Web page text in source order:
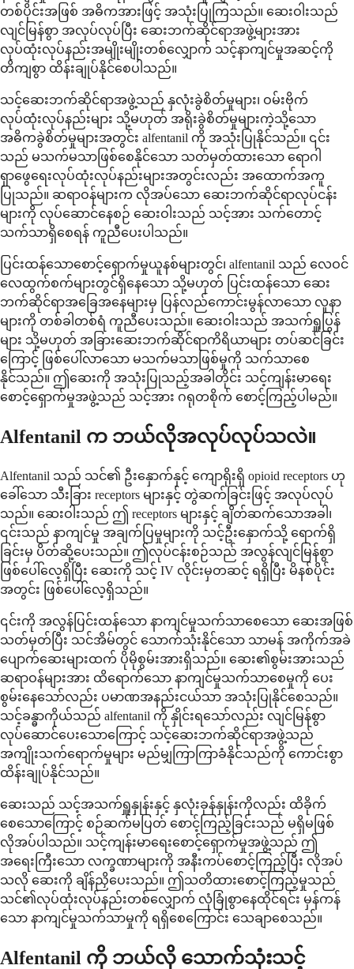
တစ်ပိုင်းအဖြစ် အဓိကအားဖြင့် အသုံးပြုကြသည်။ ဆေးဝါးသည်
လျင်မြန်စွာ အလုပ်လုပ်ပြီး ဆေးဘက်ဆိုင်ရာအဖွဲ့များအား
လုပ်ထုံးလုပ်နည်းအမျိုးမျိုးတစ်လျှောက် သင့်နာကျင်မှုအဆင့်ကို
တိကျစွာ ထိန်းချုပ်နိုင်စေပါသည်။
သင့်ဆေးဘက်ဆိုင်ရာအဖွဲ့သည် နှလုံးခွဲစိတ်မှုများ၊ ဝမ်းဗိုက်
လုပ်ထုံးလုပ်နည်းများ သို့မဟုတ် အရိုးခွဲစိတ်မှုများကဲ့သို့သော
အဓိကခွဲစိတ်မှုများအတွင်း alfentanil ကို အသုံးပြုနိုင်သည်။ ၎င်း
သည် မသက်မသာဖြစ်စေနိုင်သော သတ်မှတ်ထားသော ရောဂါ
ရှာဖွေရေးလုပ်ထုံးလုပ်နည်းများအတွင်းလည်း အထောက်အကူ
ပြုသည်။ ဆရာဝန်များက လိုအပ်သော ဆေးဘက်ဆိုင်ရာလုပ်ငန်း
များကို လုပ်ဆောင်နေစဉ် ဆေးဝါးသည် သင့်အား သက်တောင့်
သက်သာရှိစေရန် ကူညီပေးပါသည်။
ပြင်းထန်သောစောင့်ရှောက်မှုယူနစ်များတွင်၊ alfentanil သည် လေဝင်
လေထွက်စက်များတွင်ရှိနေသော သို့မဟုတ် ပြင်းထန်သော ဆေး
ဘက်ဆိုင်ရာအခြေအနေများမှ ပြန်လည်ကောင်းမွန်လာသော လူနာ
များကို တစ်ခါတစ်ရံ ကူညီပေးသည်။ ဆေးဝါးသည် အသက်ရှူပြွန်
များ သို့မဟုတ် အခြားဆေးဘက်ဆိုင်ရာကိရိယာများ တပ်ဆင်ခြင်း
ကြောင့် ဖြစ်ပေါ်လာသော မသက်မသာဖြစ်မှုကို သက်သာစေ
နိုင်သည်။ ဤဆေးကို အသုံးပြုသည့်အခါတိုင်း သင့်ကျန်းမာရေး
စောင့်ရှောက်မှုအဖွဲ့သည် သင့်အား ဂရုတစိုက် စောင့်ကြည့်ပါမည်။
Alfentanil က ဘယ်လိုအလုပ်လုပ်သလဲ။
Alfentanil သည် သင်၏ ဦးနှောက်နှင့် ကျောရိုးရှိ opioid receptors ဟု
ခေါ်သော သီးခြား receptors များနှင့် တွဲဆက်ခြင်းဖြင့် အလုပ်လုပ်
သည်။ ဆေးဝါးသည် ဤ receptors များနှင့် ချိတ်ဆက်သောအခါ၊
၎င်းသည် နာကျင်မှု အချက်ပြမှုများကို သင့်ဦးနှောက်သို့ ရောက်ရှိ
ခြင်းမှ ပိတ်ဆို့ပေးသည်။ ဤလုပ်ငန်းစဉ်သည် အလွန်လျင်မြန်စွာ
ဖြစ်ပေါ်လေ့ရှိပြီး ဆေးကို သင့် IV လိုင်းမှတဆင့် ရရှိပြီး မိနစ်ပိုင်း
အတွင်း ဖြစ်ပေါ်လေ့ရှိသည်။
၎င်းကို အလွန်ပြင်းထန်သော နာကျင်မှုသက်သာစေသော ဆေးအဖြစ်
သတ်မှတ်ပြီး သင်အိမ်တွင် သောက်သုံးနိုင်သော သာမန် အကိုက်အခဲ
ပျောက်ဆေးများထက် ပိုမိုစွမ်းအားရှိသည်။ ဆေး၏စွမ်းအားသည်
ဆရာဝန်များအား ထိရောက်သော နာကျင်မှုသက်သာစေမှုကို ပေး
စွမ်းနေသော်လည်း ပမာဏအနည်းငယ်သာ အသုံးပြုနိုင်စေသည်။
သင့်ခန္ဓာကိုယ်သည် alfentanil ကို နှိုင်းရသော်လည်း လျင်မြန်စွာ
လုပ်ဆောင်ပေးသောကြောင့် သင့်ဆေးဘက်ဆိုင်ရာအဖွဲ့သည်
အကျိုးသက်ရောက်မှုများ မည်မျှကြာကြာခံနိုင်သည်ကို ကောင်းစွာ
ထိန်းချုပ်နိုင်သည်။
ဆေးသည် သင့်အသက်ရှူနှုန်းနှင့် နှလုံးခုန်နှုန်းကိုလည်း ထိခိုက်
စေသောကြောင့် စဉ်ဆက်မပြတ် စောင့်ကြည့်ခြင်းသည် မရှိမဖြစ်
လိုအပ်ပါသည်။ သင့်ကျန်းမာရေးစောင့်ရှောက်မှုအဖွဲ့သည် ဤ
အရေးကြီးသော လက္ခဏာများကို အနီးကပ်စောင့်ကြည့်ပြီး လိုအပ်
သလို ဆေးကို ချိန်ညှိပေးသည်။ ဤသတိထားစောင့်ကြည့်မှုသည်
သင်၏လုပ်ထုံးလုပ်နည်းတစ်လျှောက် လုံခြုံစွာနေထိုင်ရင်း မှန်ကန်
သော နာကျင်မှုသက်သာမှုကို ရရှိစေကြောင်း သေချာစေသည်။
Alfentanil ကို ဘယ်လို သောက်သုံးသင့်